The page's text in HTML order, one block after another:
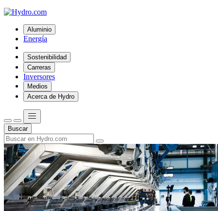
Aluminio
Energía
Sostenibilidad
Carreras
Inversores
Medios
Acerca de Hydro
Buscar